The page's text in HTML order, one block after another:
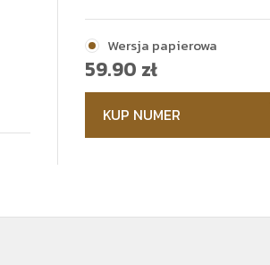
Wersja papierowa
59.90 zł
KUP NUMER